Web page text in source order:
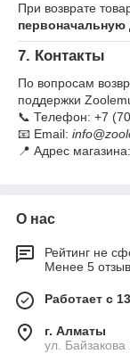
При возврате
первоначальную
7. Контакты
По вопросам
поддержки
📞 Телефон: +7
📧 Email:
📍 Адрес
О нас
Рейтинг не
Менее 5
Работает с
г. Алматы
ул.